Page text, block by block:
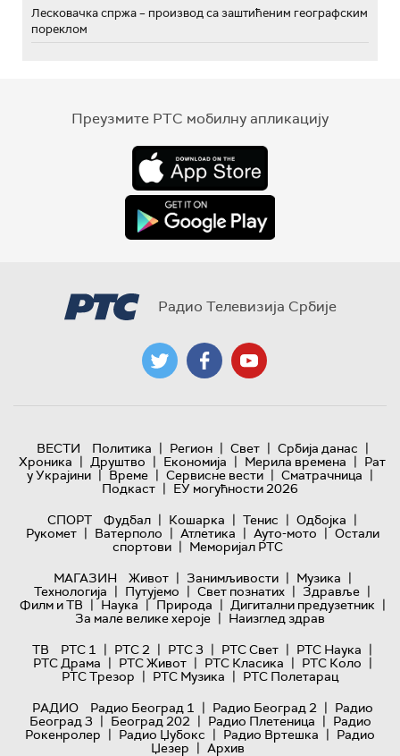
Лесковачка спржа – производ са заштићеним географским
пореклом
Преузмите РТС мобилну апликацију
Радио Телевизија Србије
ВЕСТИ Политика | Регион | Свет | Србија данас |
Хроника | Друштво | Економија | Мерила времена | Рат
у Украјини | Време | Сервисне вести | Сматрачница |
Подкаст | ЕУ могућности 2026
СПОРТ
Фудбал | Кошарка | Тенис | Одбојка |
Рукомет | Ватерполо | Атлетика | Ауто-мото | Остали
спортови | Меморијал РТС
МАГАЗИН
Живот | Занимљивости | Музика |
Технологијa | Путујемо | Свет познатих | Здравље |
Филм и ТВ | Наука | Природа | Дигитални предузетник |
За мале велике хероје | Наизглед здрав
ТВ
РТС 1 | РТС 2 | РТС 3 | РТС Свет | РТС Наука |
РТС Драма | РТС Живот | РТС Класика | РТС Коло |
РТС Трезор | РТС Музика | РТС Полетарац
РАДИО
Радио Београд 1 | Радио Београд 2 | Радио
Београд 3 | Београд 202 | Радио Плетеница | Радио
Рокенролер | Радио Џубокс | Радио Вртешка | Радио
Џезер | Архив